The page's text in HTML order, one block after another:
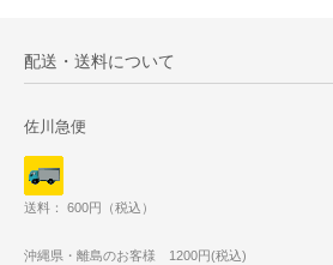
配送・送料について
佐川急便
送料： 600円（税込）
沖縄県・離島のお客様 1200円(税込)